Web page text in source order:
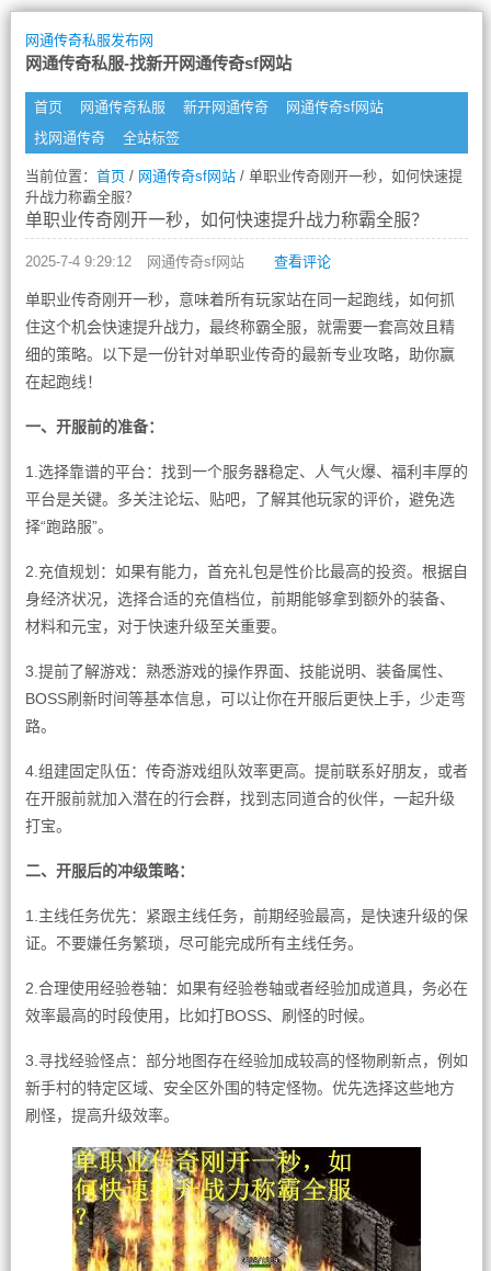
网通传奇私服发布网
网通传奇私服-找新开网通传奇sf网站
首页 网通传奇私服 新开网通传奇
网通传奇sf网站
找网通传奇
全站标签
当前位置： 首页/ 网通传奇sf网站/ 单职业传奇刚开一秒，如何快速提
升战力称霸全服？
单职业传奇刚开一秒，如何快速提升战力称霸全服？
2025-7-4 9:29:12 网通传奇sf网站 查看评论
单职业传奇刚开一秒，意味着所有玩家站在同一起跑线，如何抓
住这个机会快速提升战力，最终称霸全服，就需要一套高效且精
细的策略。以下是一份针对单职业传奇的最新专业攻略，助你赢
在起跑线！
一、开服前的准备：
1.选择靠谱的平台：找到一个服务器稳定、人气火爆、福利丰厚的
平台是关键。多关注论坛、贴吧，了解其他玩家的评价，避免选
择“跑路服”。
2.充值规划：如果有能力，首充礼包是性价比最高的投资。根据自
身经济状况，选择合适的充值档位，前期能够拿到额外的装备、
材料和元宝，对于快速升级至关重要。
3.提前了解游戏：熟悉游戏的操作界面、技能说明、装备属性、
BOSS刷新时间等基本信息，可以让你在开服后更快上手，少走弯
路。
4.组建固定队伍：传奇游戏组队效率更高。提前联系好朋友，或者
在开服前就加入潜在的行会群，找到志同道合的伙伴，一起升级
打宝。
二、开服后的冲级策略：
1.主线任务优先：紧跟主线任务，前期经验最高，是快速升级的保
证。不要嫌任务繁琐，尽可能完成所有主线任务。
2.合理使用经验卷轴：如果有经验卷轴或者经验加成道具，务必在
效率最高的时段使用，比如打BOSS、刷怪的时候。
3.寻找经验怪点：部分地图存在经验加成较高的怪物刷新点，例如
新手村的特定区域、安全区外围的特定怪物。优先选择这些地方
刷怪，提高升级效率。